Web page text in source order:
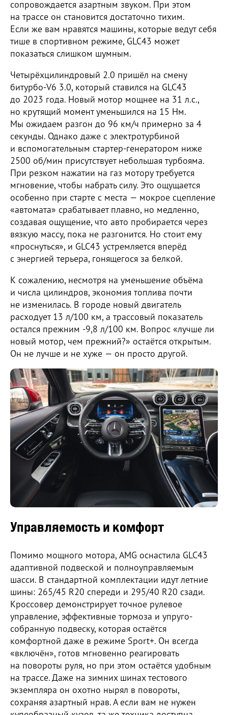
сопровождается азартным звуком. При этом
на трассе он становится достаточно тихим.
Если же вам нравятся машины, которые ведут себя
тише в спортивном режиме, GLC43 может
показаться слишком шумным.
Четырёхцилиндровый 2.0 пришёл на смену
битурбо-V6 3.0, который ставился на GLC43
до 2023 года. Новый мотор мощнее на 31 л.с.,
но крутящий момент уменьшился на 15 Нм.
Мы ожидаем разгон до 96 км/ч примерно за 4
секунды. Однако даже с электротурбиной
и вспомогательным стартер-генератором ниже
2500 об/мин присутствует небольшая турбояма.
При резком нажатии на газ мотору требуется
мгновение, чтобы набрать силу. Это ощущается
особенно при старте с места — мокрое сцепление
«автомата» срабатывает плавно, но медленно,
создавая ощущение, что авто пробирается через
вязкую массу, пока не разгонится. Но стоит ему
«проснуться», и GLC43 устремляется вперёд
с энергией терьера, гонящегося за белкой.
К сожалению, несмотря на уменьшение объёма
и числа цилиндров, экономия топлива почти
не изменилась. В городе новый двигатель
расходует 13 л/100 км, а трассовый показатель
остался прежним -9,8 л/100 км. Вопрос «лучше ли
новый мотор, чем прежний?» остаётся открытым.
Он не лучше и не хуже — он просто другой.
Управляемость и комфорт
Помимо мощного мотора, AMG оснастила GLC43
адаптивной подвеской и полноуправляемым
шасси. В стандартной комплектации идут летние
шины: 265/45 R20 спереди и 295/40 R20 сзади.
Кроссовер демонстрирует точное рулевое
управление, эффективные тормоза и упруго-
собранную подвеску, которая остаётся
комфортной даже в режиме Sport+. Он всегда
«включён», готов мгновенно реагировать
на повороты руля, но при этом остаётся удобным
на трассе. Даже на зимних шинах тестового
экземпляра он охотно нырял в повороты,
сохраняя азартный нрав. А если вам не нужен